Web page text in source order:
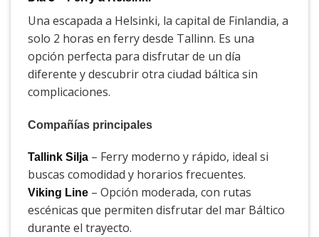
Una escapada a Helsinki, la capital de Finlandia, a
solo 2 horas en ferry desde Tallinn. Es una
opción perfecta para disfrutar de un día
diferente y descubrir otra ciudad báltica sin
complicaciones.
Compañías principales
Tallink Silja – Ferry moderno y rápido, ideal si
buscas comodidad y horarios frecuentes.
Viking Line – Opción moderada, con rutas
escénicas que permiten disfrutar del mar Báltico
durante el trayecto.